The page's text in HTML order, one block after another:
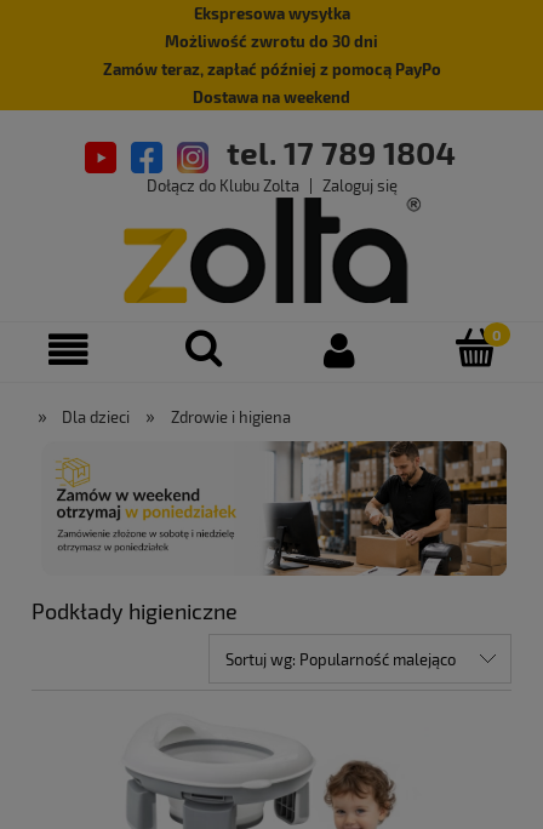
Ekspresowa wysyłka
Możliwość zwrotu do 30 dni
Zamów teraz, zapłać później z pomocą PayPo
Dostawa na weekend
tel. 17 789 1804
Dołącz do Klubu Zolta Zaloguj się
» Dla dzieci » Zdrowie i higiena
Podkłady higieniczne
Sortuj wg: Popularność malejąco